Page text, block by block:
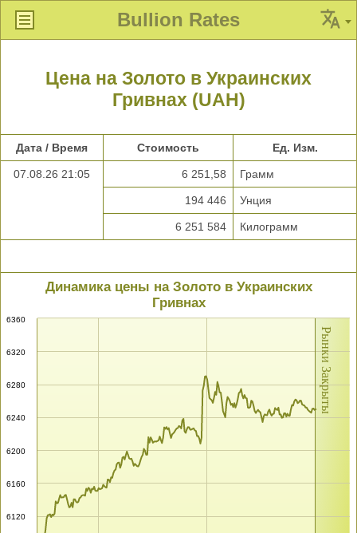
Bullion Rates
Цена на Золото в Украинских
Гривнах (UAH)
Дата / Время Стоимость Ед. Изм.
07.08.26 21:05 6 251,58 Грамм
194 446 Унция
6 251 584 Килограмм
Рынки Закрыты
Динамика цены на Золото в Украинских
Гривнах
6120
6160
6200
6240
6280
6320
6360